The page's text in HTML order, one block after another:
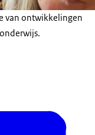
van ontwikkelingen